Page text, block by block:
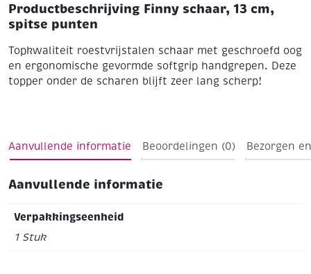
Productbeschrijving Finny schaar, 13 cm,
spitse punten
Topkwaliteit roestvrijstalen schaar met geschroefd oog
en ergonomische gevormde softgrip handgrepen. Deze
topper onder de scharen blijft zeer lang scherp!
Aanvullende informatie Beoordelingen (0) Bezorgen
Aanvullende informatie
Verpakkingseenheid
1 Stuk